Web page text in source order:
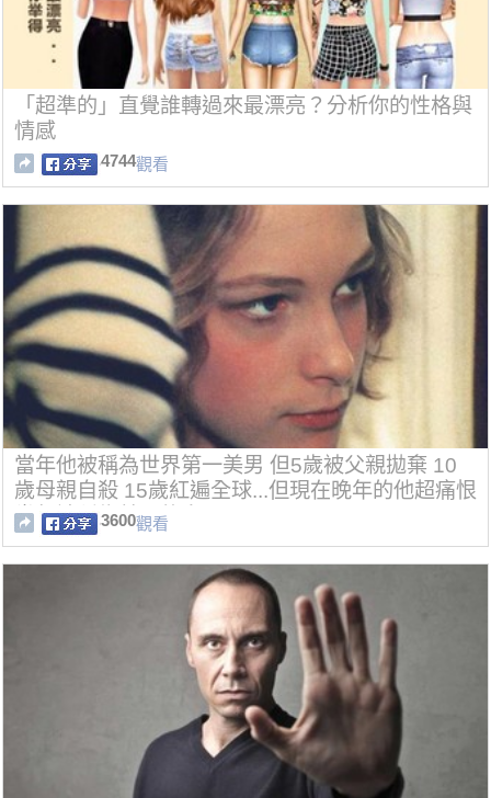
「超準的」直覺誰轉過來最漂亮？分析你的性格與
情感
4744觀看
當年他被稱為世界第一美男 但5歲被父親拋棄 10
歲母親自殺 15歲紅遍全球...但現在晚年的他超痛恨
當年被稱為美男的自己...！
3600觀看